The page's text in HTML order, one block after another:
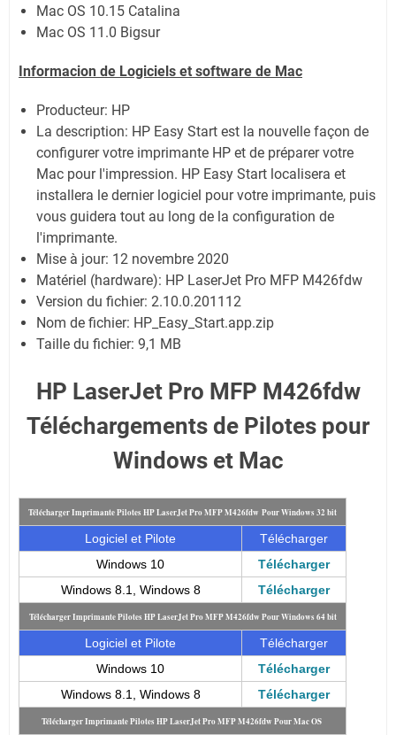
Mac OS 10.15 Catalina
Mac OS 11.0 Bigsur
Informacion de Logiciels et software de Mac
Producteur: HP
La description: HP Easy Start est la nouvelle façon de
configurer votre imprimante HP et de préparer votre
Mac pour l'impression. HP Easy Start localisera et
installera le dernier logiciel pour votre imprimante, puis
vous guidera tout au long de la configuration de
l'imprimante.
Mise à jour: 12 novembre 2020
Matériel (hardware): HP LaserJet Pro MFP M426fdw
Version du fichier: 2.10.0.201112
Nom de fichier: HP_Easy_Start.app.zip
Taille du fichier: 9,1 MB
HP LaserJet Pro MFP M426fdw
Téléchargements de Pilotes pour
Windows et Mac
Télécharger Imprimante Pilotes HP LaserJet Pro MFP M426fdw Pour Windows 32 bit
Logiciel et Pilote
Télécharger
Windows 10
Télécharger
Windows 8.1, Windows 8
Télécharger
Télécharger Imprimante Pilotes HP LaserJet Pro MFP M426fdw Pour Windows 64 bit
Logiciel et Pilote
Télécharger
Windows 10
Télécharger
Windows 8.1, Windows 8
Télécharger
Télécharger Imprimante Pilotes HP LaserJet Pro MFP M426fdw Pour Mac OS